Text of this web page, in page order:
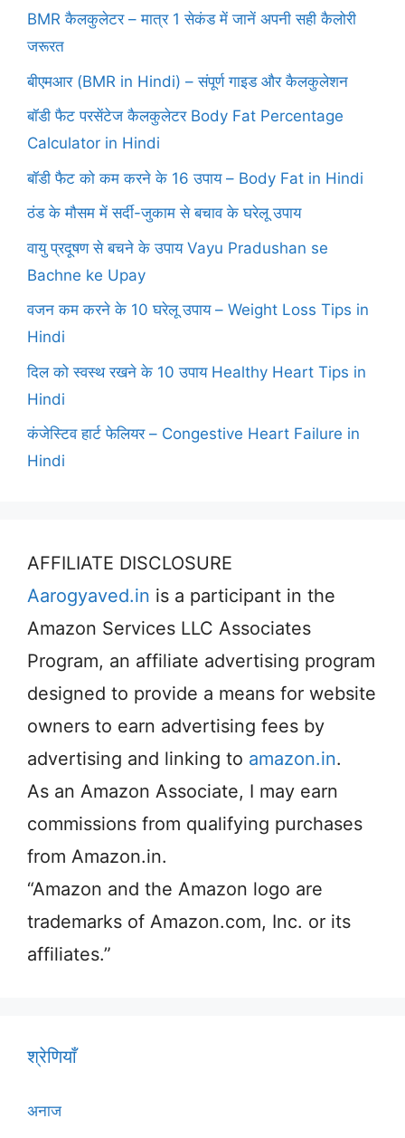
BMR कैलकुलेटर – मात्र 1 सेकंड में जानें अपनी सही कैलोरी
जरूरत
बीएमआर (BMR in Hindi) – संपूर्ण गाइड और कैलकुलेशन
बॉडी फैट परसेंटेज कैलकुलेटर Body Fat Percentage
Calculator in Hindi
बॉडी फैट को कम करने के 16 उपाय – Body Fat in Hindi
ठंड के मौसम में सर्दी-जुकाम से बचाव के घरेलू उपाय
वायु प्रदूषण से बचने के उपाय Vayu Pradushan se
Bachne ke Upay
वजन कम करने के 10 घरेलू उपाय – Weight Loss Tips in
Hindi
दिल को स्वस्थ रखने के 10 उपाय Healthy Heart Tips in
Hindi
कंजेस्टिव हार्ट फेलियर – Congestive Heart Failure in
Hindi
AFFILIATE DISCLOSURE
Aarogyaved.in is a participant in the
Amazon Services LLC Associates
Program, an affiliate advertising program
designed to provide a means for website
owners to earn advertising fees by
advertising and linking to amazon.in.
As an Amazon Associate, I may earn
commissions from qualifying purchases
from Amazon.in.
“Amazon and the Amazon logo are
trademarks of Amazon.com, Inc. or its
affiliates.”
श्रेणियाँ
अनाज